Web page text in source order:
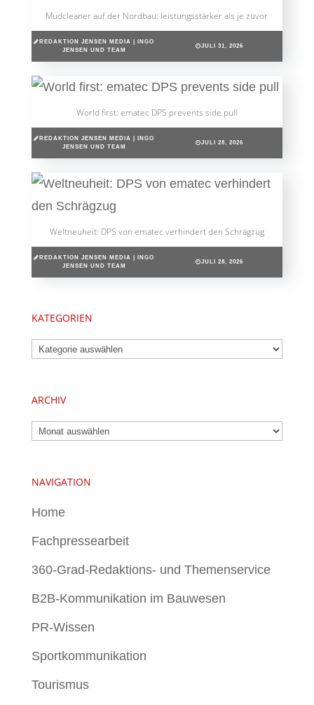
Mudcleaner auf der Nordbau: leistungsstärker als je zuvor
REDAKTION JENSEN MEDIA | INGO
JENSEN UND TEAM
JULI 31, 2026
World first: ematec DPS prevents side pull
REDAKTION JENSEN MEDIA | INGO
JENSEN UND TEAM
JULI 28, 2026
Weltneuheit: DPS von ematec verhindert den Schrägzug
REDAKTION JENSEN MEDIA | INGO
JENSEN UND TEAM
JULI 28, 2026
KATEGORIEN
Kategorien
ARCHIV
Archiv
NAVIGATION
Home
Fachpressearbeit
360-Grad-Redaktions- und Themenservice
B2B-Kommunikation im Bauwesen
PR-Wissen
Sportkommunikation
Tourismus